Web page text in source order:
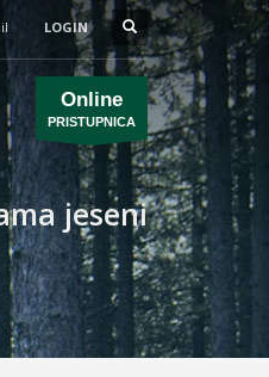
LOGIN
Online
PRISTUPNICA
jeseni